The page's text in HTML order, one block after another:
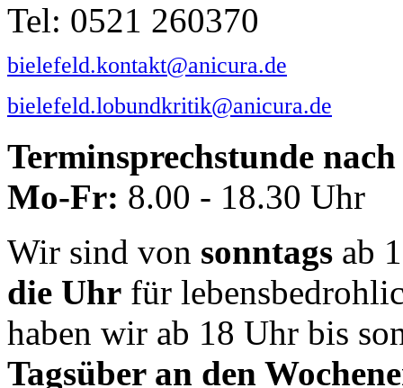
Tel: 0521 260370
bielefeld.kontakt@anicura.de
bielefeld.lobundkritik@anicura.de
Terminsprechstunde
Mo-Fr: 8.00 - 18.30 Uhr
Wir sind von sonntags ab
die Uhr für
haben wir ab 18 Uhr bis
Tagsüber an den